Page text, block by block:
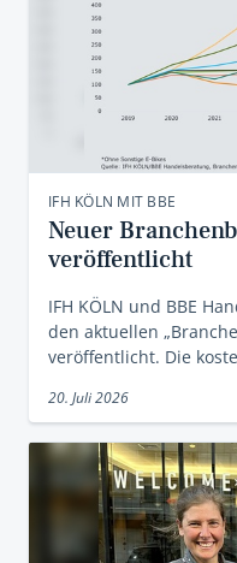
IFH KÖLN MIT BBE
Neuer
veröffentlicht
IFH KÖLN und BBE
den aktuellen
veröffentlicht. Die
20. Juli 2026